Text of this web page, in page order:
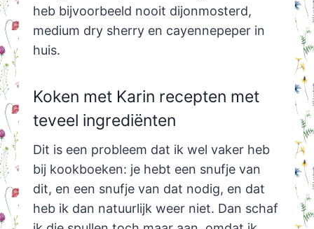
heb bijvoorbeeld nooit dijonmosterd,
medium dry sherry en cayennepeper in
huis.
Koken met Karin recepten met
teveel ingrediënten
Dit is een probleem dat ik wel vaker heb
bij kookboeken: je hebt een snufje van
dit, en een snufje van dat nodig, en dat
heb ik dan natuurlijk weer niet. Dan schaf